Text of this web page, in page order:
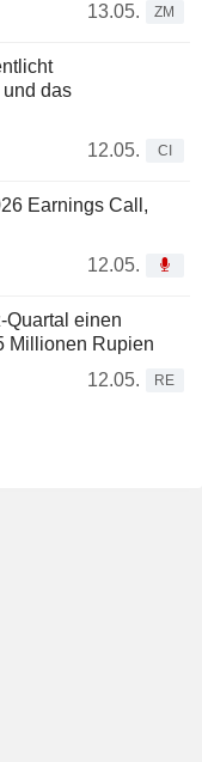
13.05.
ZM
das
12.05.
CI
Earnings Call,
12.05.
Quartal einen
Millionen Rupien
12.05.
RE